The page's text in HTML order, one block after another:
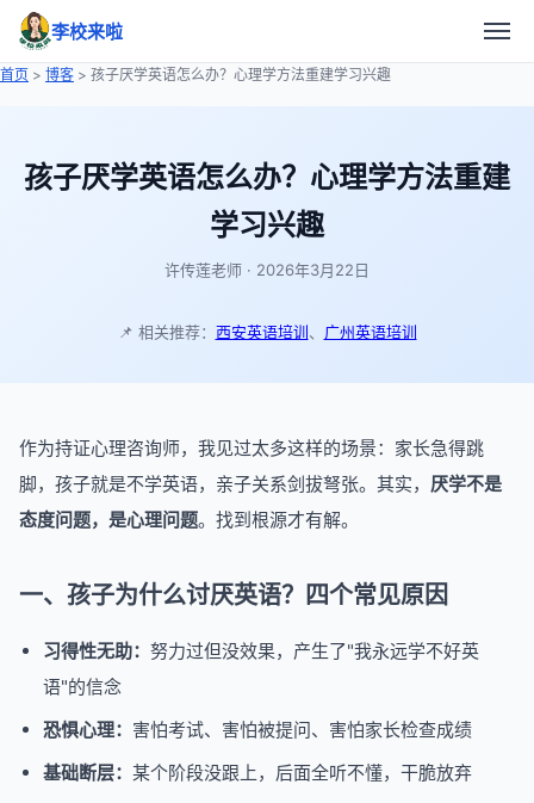
李校来啦
首页 > 博客 > 孩子厌学英语怎么办？心理学方法重建学习兴趣
孩子厌学英语怎么办？心理学方法重建
学习兴趣
许传莲老师 · 2026年3月22日
📌 相关推荐： 西安英语培训、 广州英语培训
作为持证心理咨询师，我见过太多这样的场景：家长急得跳
脚，孩子就是不学英语，亲子关系剑拔弩张。其实， 厌学不是
态度问题，是心理问题。找到根源才有解。
一、孩子为什么讨厌英语？四个常见原因
习得性无助： 努力过但没效果，产生了"我永远学不好英
语"的信念
恐惧心理： 害怕考试、害怕被提问、害怕家长检查成绩
基础断层： 某个阶段没跟上，后面全听不懂，干脆放弃